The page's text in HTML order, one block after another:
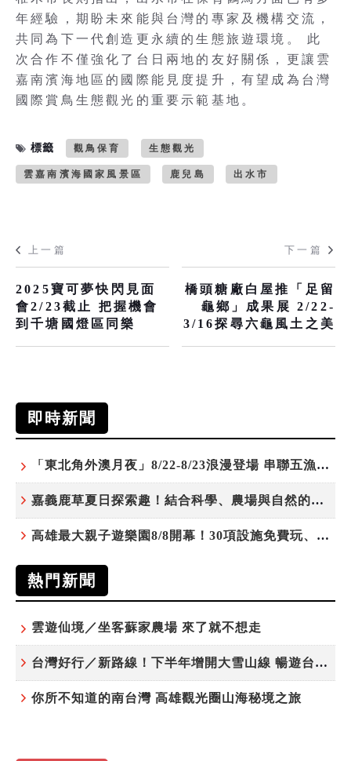
年經驗，期盼未來能與台灣的專家及機構交流，
共同為下一代創造更永續的生態旅遊環境。 此
次合作不僅強化了台日兩地的友好關係，更讓雲
嘉南濱海地區的國際能見度提升，有望成為台灣
國際賞鳥生態觀光的重要示範基地。
標籤 觀鳥保育 生態觀光
雲嘉南濱海國家風景區 鹿兒島 出水市
上一篇
2025寶可夢快閃見面
會2/23截止 把握機會
到千塘國燈區同樂
下一篇
橋頭糖廠白屋推「足留
龜鄉」成果展 2/22-
3/16探尋六龜風土之美
即時新聞
「東北角外澳月夜」8/22-8/23浪漫登場 串聯五漁村、音樂、市集、火舞與慢旅共度夏夜
嘉義鹿草夏日探索趣！結合科學、農場與自然的親子小旅行
高雄最大親子遊樂園8/8開幕！30項設施免費玩、YOYO家族嗨翻暑假
熱門新聞
雲遊仙境／坐客蘇家農場 來了就不想走
台灣好行／新路線！下半年增開大雪山線 暢遊台中更便利
你所不知道的南台灣 高雄觀光圈山海秘境之旅